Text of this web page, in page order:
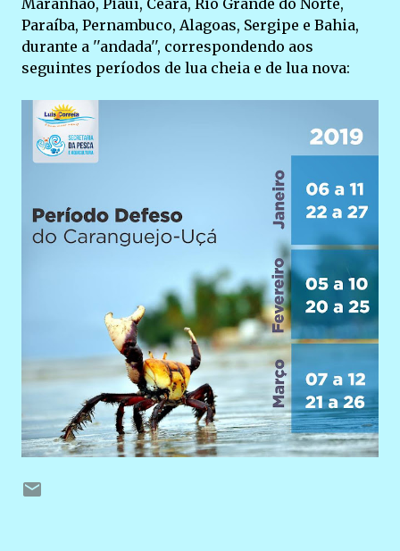
Maranhão, Piauí, Ceará, Rio Grande do Norte,
Paraíba, Pernambuco, Alagoas, Sergipe e Bahia,
durante a ''andada'', correspondendo aos
seguintes períodos de lua cheia e de lua nova: